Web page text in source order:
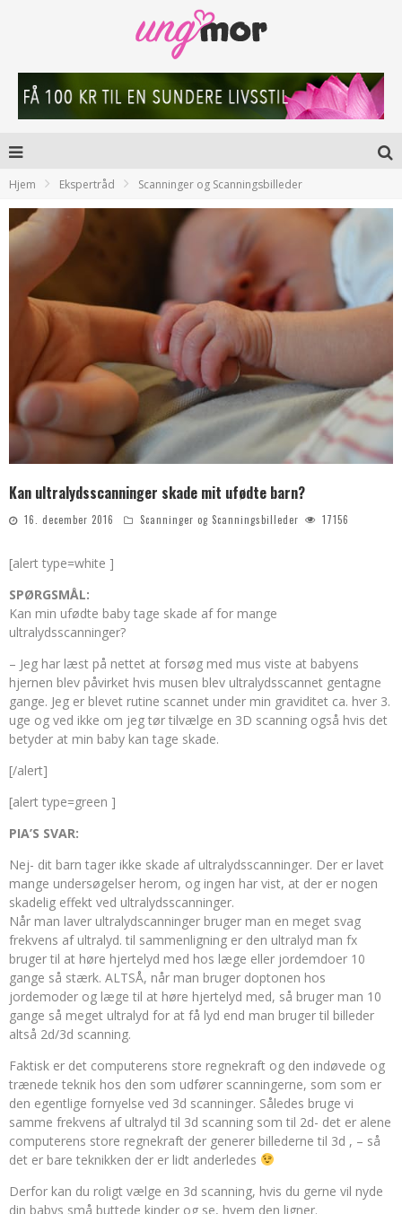
Hjem Ekspertråd Scanninger og Scanningsbilleder
Kan ultralydsscanninger skade mit ufødte barn?
16. december 2016 Scanninger og Scanningsbilleder 17156
[alert type=white ]
SPØRGSMÅL:
Kan min ufødte baby tage skade af for mange
ultralydsscanninger?
– Jeg har læst på nettet at forsøg med mus viste at babyens
hjernen blev påvirket hvis musen blev ultralydsscannet gentagne
gange. Jeg er blevet rutine scannet under min graviditet ca. hver 3.
uge og ved ikke om jeg tør tilvælge en 3D scanning også hvis det
betyder at min baby kan tage skade.
[/alert]
[alert type=green ]
PIA’S SVAR:
Nej- dit barn tager ikke skade af ultralydsscanninger. Der er lavet
mange undersøgelser herom, og ingen har vist, at der er nogen
skadelig effekt ved ultralydsscanninger.
Når man laver ultralydscanninger bruger man en meget svag
frekvens af ultralyd. til sammenligning er den ultralyd man fx
bruger til at høre hjertelyd med hos læge eller jordemdoer 10
gange så stærk. ALTSÅ, når man bruger doptonen hos
jordemoder og læge til at høre hjertelyd med, så bruger man 10
gange så meget ultralyd for at få lyd end man bruger til billeder
altså 2d/3d scanning.
Faktisk er det computerens store regnekraft og den indøvede og
trænede teknik hos den som udfører scanningerne, som som er
den egentlige fornyelse ved 3d scanninger. Således bruge vi
samme frekvens af ultralyd til 3d scanning som til 2d- det er alene
computerens store regnekraft der generer billederne til 3d , – så
det er bare teknikken der er lidt anderledes
Derfor kan du roligt vælge en 3d scanning, hvis du gerne vil nyde
din babys små buttede kinder og se, hvem den ligner.